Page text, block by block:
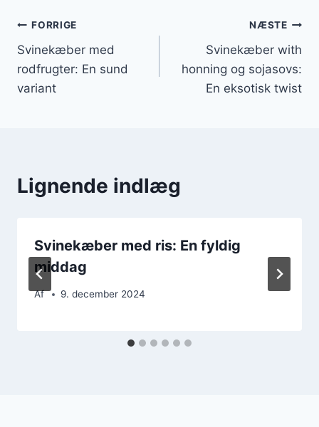
Indlægsnavigation
FORRIGE
Svinekæber med
rodfrugter: En sund
variant
NÆSTE
Svinekæber with
honning og sojasovs:
En eksotisk twist
Lignende indlæg
Svinekæber med ris: En fyldig
middag
Af 9. december 2024